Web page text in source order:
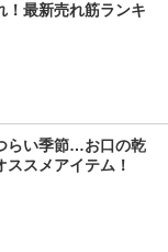
！最新売れ筋ランキ
らい季節…お口の乾
スメアイテム！